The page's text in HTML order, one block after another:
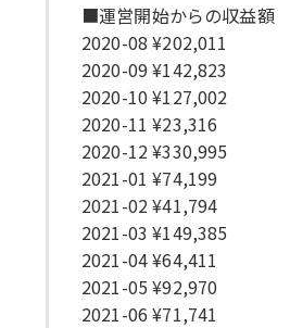
■運営開始からの収益額
2020-08 ¥202,011
2020-09 ¥142,823
2020-10 ¥127,002
2020-11 ¥23,316
2020-12 ¥330,995
2021-01 ¥74,199
2021-02 ¥41,794
2021-03 ¥149,385
2021-04 ¥64,411
2021-05 ¥92,970
2021-06 ¥71,741